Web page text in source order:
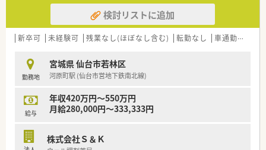
【法人特徴について】
■宮城県仙台市に本社を置く東証上場グループの総合商社が母
体であり、全国に100店舗以上の薬局を展開する安定企業です。
倒的な社会的信用と抜群の経営基盤を兼ね備えています。
■美術館や水族館の運営、プロ球団のスポンサーを務めるなど、
地域貢献活動にも非常に力を入れている優良企業です。
検討リストに追加
新卒可 未経験可 残業なし(ほぼなし含む) 転勤なし 車通勤可
勤務地
宮城県 仙台市若林区
河原町駅 (仙台市営地下鉄南北線)
給与
年収420万円～550万円
月給280,000円～333,333円
株式会社Ｓ＆Ｋ